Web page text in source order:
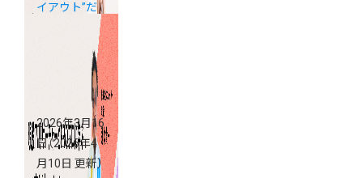
イアウト”だ
ミーショップ
支援金活用セ
2026年3月16
日 （2026年4
月10日 更新）